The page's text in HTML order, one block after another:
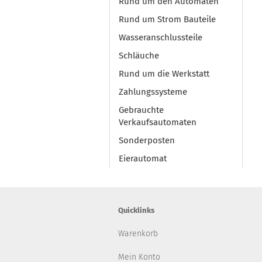
Rund um Strom Bauteile
Wasseranschlussteile
Schläuche
Rund um die Werkstatt
Zahlungssysteme
Gebrauchte
Verkaufsautomaten
Sonderposten
Eierautomat
Quicklinks
Warenkorb
Mein Konto